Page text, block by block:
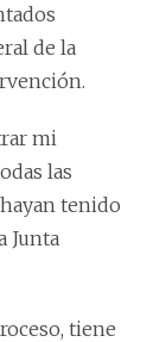
de la
mi
las
tenido
Junta
tiene